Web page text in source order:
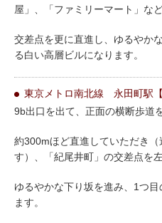
屋」、「ファミリーマート」な
交差点を更に直進し、ゆるやか
る白い高層ビルになります。
東京メトロ南北線 永田町駅
9b出口を出て、正面の横断歩道
約300mほど直進していただき
す）、「紀尾井町」の交差点を左
ゆるやかな下り坂を進み、1つ
ます。